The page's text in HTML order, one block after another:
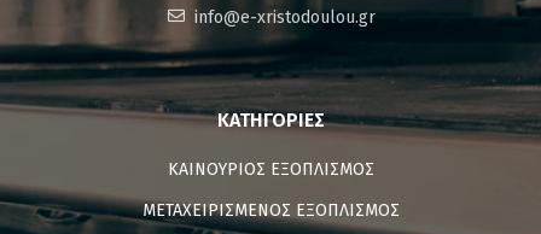
info@e-xristodoulou.gr
ΚΑΤΗΓΟΡΊΕΣ
ΚΑΙΝΟΥΡΙΟΣ ΕΞΟΠΛΙΣΜΟΣ
ΜΕΤΑΧΕΙΡΙΣΜΕΝΟΣ ΕΞΟΠΛΙΣΜΟΣ